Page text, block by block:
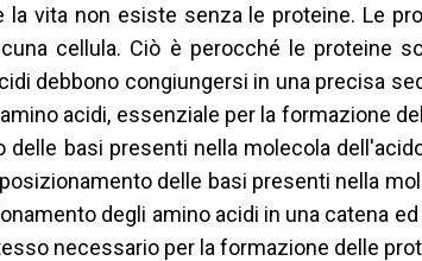
vita non esiste senza le proteine. Le
cellula. Ciò è perocché le proteine
debbono congiungersi in una precisa
acidi, essenziale per la formazione
basi presenti nella molecola
delle basi presenti nella
degli amino acidi in una catena
necessario per la formazione delle